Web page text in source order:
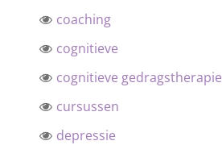
coaching
cognitieve
cognitieve gedragstherapie
cursussen
depressie